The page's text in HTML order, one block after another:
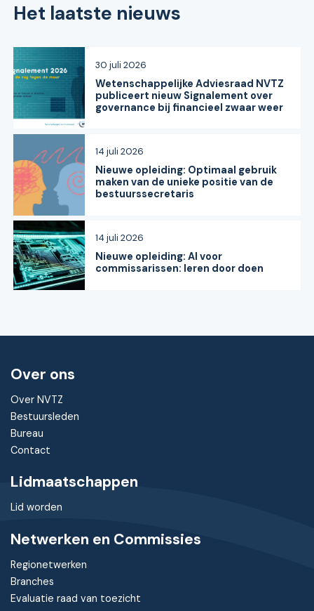
Het laatste nieuws
Wetenschappelijke Adviesraad NVTZ
publiceert nieuw Signalement over
governance bij financieel zwaar weer
30 juli 2026
Nieuwe opleiding: Optimaal gebruik
maken van de unieke positie van de
bestuurssecretaris
14 juli 2026
Nieuwe opleiding: AI voor
commissarissen: leren door doen
14 juli 2026
Over ons
Over NVTZ
Bestuursleden
Bureau
Contact
Lidmaatschappen
Lid worden
Netwerken en Commissies
Regionetwerken
Branches
Evaluatie raad van toezicht